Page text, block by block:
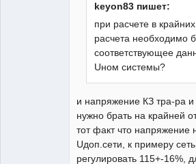
keyon83 пишет:
при расчете в
расчета необходимо
соответствующее
Uном системы?
и напряжение КЗ тра-ра
нужно брать на крайней
тот факт что
Uдоп.сети, к примеру
регулировать 115+-16%,